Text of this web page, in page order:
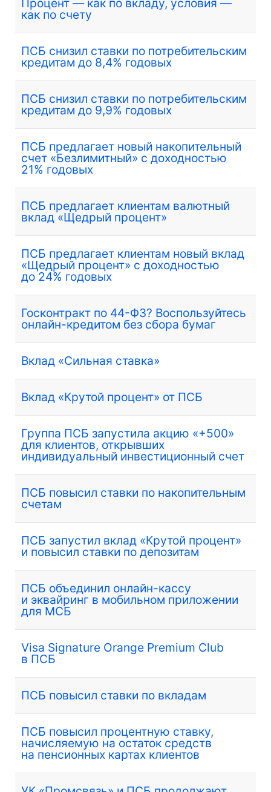
как по счету
ПСБ снизил ставки по потребительским
кредитам до 8,4% годовых
ПСБ снизил ставки по потребительским
кредитам до 9,9% годовых
ПСБ предлагает новый накопительный
счет «Безлимитный» с доходностью
21% годовых
ПСБ предлагает клиентам валютный
вклад «Щедрый процент»
ПСБ предлагает клиентам новый вклад
«Щедрый процент» с доходностью
до 24% годовых
Госконтракт по 44-ФЗ? Воспользуйтесь
онлайн-кредитом без сбора бумаг
Вклад «Сильная ставка»
Вклад «Крутой процент» от ПСБ
Группа ПСБ запустила акцию «+500»
для клиентов, открывших
индивидуальный инвестиционный счет
ПСБ повысил ставки по накопительным
счетам
ПСБ запустил вклад «Крутой процент»
и повысил ставки по депозитам
ПСБ объединил онлайн-кассу
и эквайринг в мобильном приложении
для МСБ
Visa Signature Orange Premium Club
в ПСБ
ПСБ повысил ставки по вкладам
ПСБ повысил процентную ставку,
начисляемую на остаток средств
на пенсионных картах клиентов